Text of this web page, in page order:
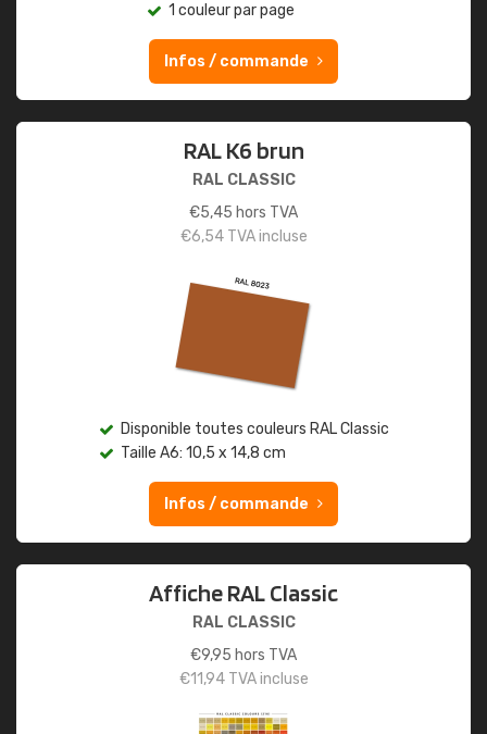
1 couleur par page
Infos / commande
RAL K6 brun
RAL CLASSIC
€5,45 hors TVA
€6,54TVA incluse
Disponible toutes couleurs RAL Classic
Taille A6: 10,5 x 14,8 cm
Infos / commande
Affiche RAL Classic
RAL CLASSIC
€9,95 hors TVA
€11,94TVA incluse